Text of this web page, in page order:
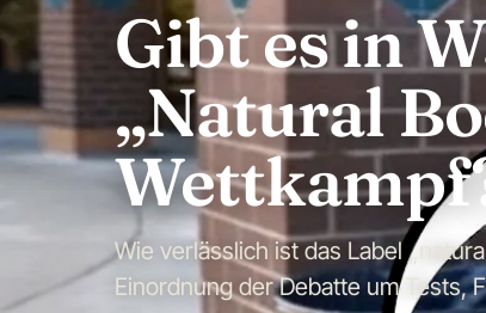
Gibt es in
„Natural
Wie verlässlich ist das Label
Einordnung der Debatte um Tests,